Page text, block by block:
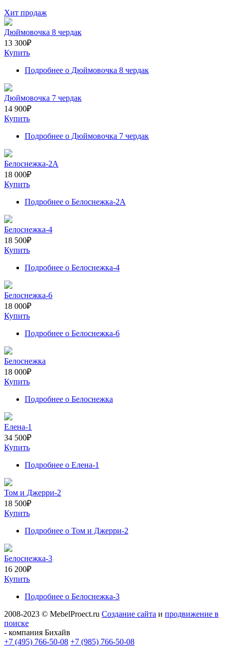
Хит продаж
Дюймовочка 8 чердак
13 300₽
Купить
Подробнее о Дюймовочка 8 чердак
Дюймовочка 7 чердак
14 900₽
Купить
Подробнее о Дюймовочка 7 чердак
Белоснежка-2А
18 000₽
Купить
Подробнее о Белоснежка-2А
Белоснежка-4
18 500₽
Купить
Подробнее о Белоснежка-4
Белоснежка-6
18 000₽
Купить
Подробнее о Белоснежка-6
Белоснежка
18 000₽
Купить
Подробнее о Белоснежка
Елена-1
34 500₽
Купить
Подробнее о Елена-1
Том и Джерри-2
18 500₽
Купить
Подробнее о Том и Джерри-2
Белоснежка-3
16 200₽
Купить
Подробнее о Белоснежка-3
2008-2023 © MebelProect.ru Создание сайта и продвижение в
поиске
- компания Бихайв
+7 (495) 766-50-08 +7 (985) 766-50-08